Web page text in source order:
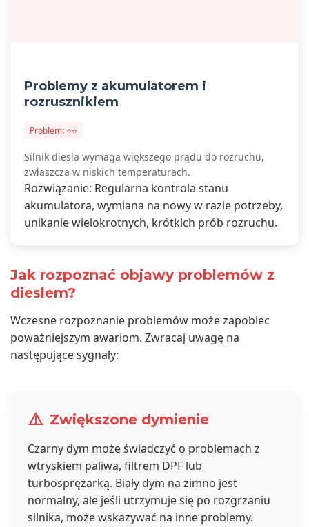
Problemy z akumulatorem i
rozrusznikiem
Problem: ⭐⭐
Silnik diesla wymaga większego prądu do rozruchu,
zwłaszcza w niskich temperaturach.
Rozwiązanie: Regularna kontrola stanu
akumulatora, wymiana na nowy w razie potrzeby,
unikanie wielokrotnych, krótkich prób rozruchu.
Jak rozpoznać objawy problemów z
dieslem?
Wczesne rozpoznanie problemów może zapobiec
poważniejszym awariom. Zwracaj uwagę na
następujące sygnały:
⚠️ Zwiększone dymienie
Czarny dym może świadczyć o problemach z
wtryskiem paliwa, filtrem DPF lub
turbosprężarką. Biały dym na zimno jest
normalny, ale jeśli utrzymuje się po rozgrzaniu
silnika, może wskazywać na inne problemy.